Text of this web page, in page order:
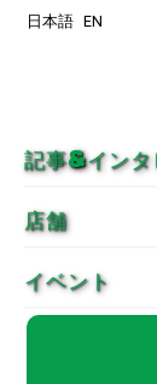
記事&インタ
店舗
イベント
日本語 EN